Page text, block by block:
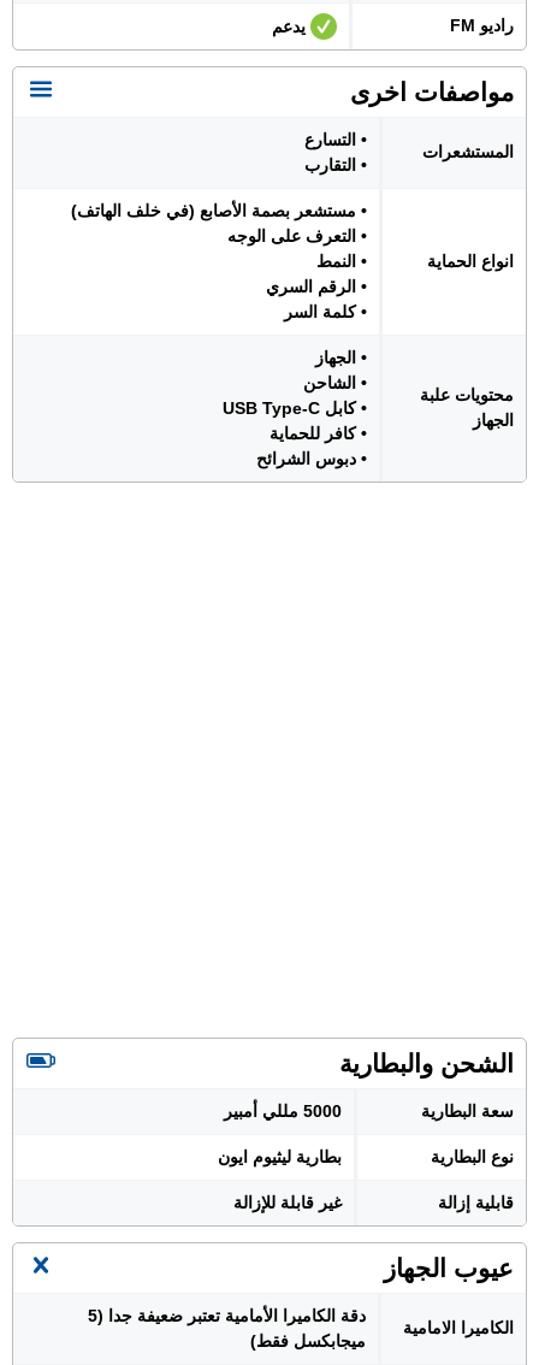
راديو FM يدعم
مواصفات اخرى
المستشعرات
• التسارع
• التقارب
انواع الحماية
• مستشعر بصمة الأصابع (في خلف الهاتف)
• التعرف على الوجه
• النمط
• الرقم السري
• كلمة السر
محتويات علبة
الجهاز
• الجهاز
• الشاحن
• كابل USB Type-C
• كافر للحماية
• دبوس الشرائح
الشحن والبطارية
سعة البطارية 5000 مللي أمبير
نوع البطارية بطارية ليثيوم ايون
قابلية إزالة غير قابلة للإزالة
عيوب الجهاز
الكاميرا الامامية
دقة الكاميرا الأمامية تعتبر ضعيفة جدا (5
ميجابكسل فقط)